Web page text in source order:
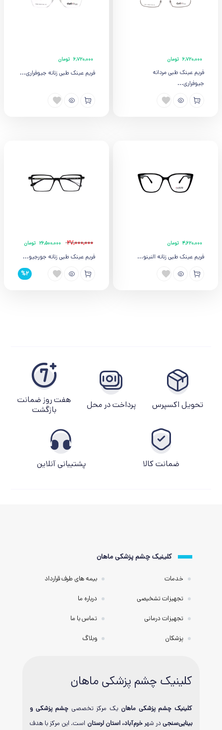
6,720,000 تومان
فریم عینک طبی مردانه
جیوفراری...
6,720,000 تومان
فریم عینک طبی زنانه جیوفراری...
4,620,000 تومان
فریم عینک طبی زنانه النینو...
27,000,000
26,500,000 تومان
فریم عینک طبی زنانه جورجیو...
%2
تحویل اکسپرس پرداخت در محل
هفت روز ضمانت
بازگشت
ضمانت کالا پشتیبانی آنلاین
کلینیک چشم پزشکی ماهان
خدمات
تجهیزات تشخیصی
تجهیزات درمانی
پزشکان
بیمه های طرف قرارداد
درباره ما
تماس با ما
وبلاگ
کلینیک چشم پزشکی ماهان
کلینیک چشم پزشکی ماهان یک مرکز تخصصی چشم پزشکی و
بینایی‌سنجیدر شهرخرم‌آباد، استان لرستان است. این مرکز با هدف